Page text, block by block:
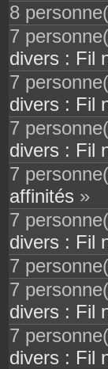
8
7
divers : Fil
7
divers : Fil
7
divers : Fil
7
affinités »
7
divers : Fil
7
7
divers : Fil
7
divers : Fil